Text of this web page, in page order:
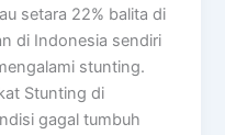
setara 22% balita di
di Indonesia sendiri
stunting.
Stunting di
gagal tumbuh